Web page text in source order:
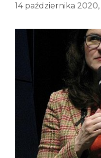
14 października